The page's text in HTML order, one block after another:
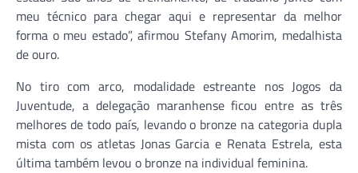
meu técnico para chegar aqui e representar da melhor
forma o meu estado”, afirmou Stefany Amorim, medalhista
de ouro.
No tiro com arco, modalidade estreante nos Jogos da
Juventude, a delegação maranhense ficou entre as três
melhores de todo país, levando o bronze na categoria dupla
mista com os atletas Jonas Garcia e Renata Estrela, esta
última também levou o bronze na individual feminina.